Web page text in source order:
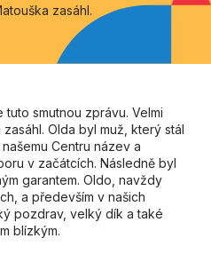
zasáhl.
tuto smutnou zprávu. Velmi
Olda byl muž, který stál
Centru název a
v začátcích. Následně byl
garantem. Oldo, navždy
a především v našich
pozdrav, velký dík a také
blízkým.